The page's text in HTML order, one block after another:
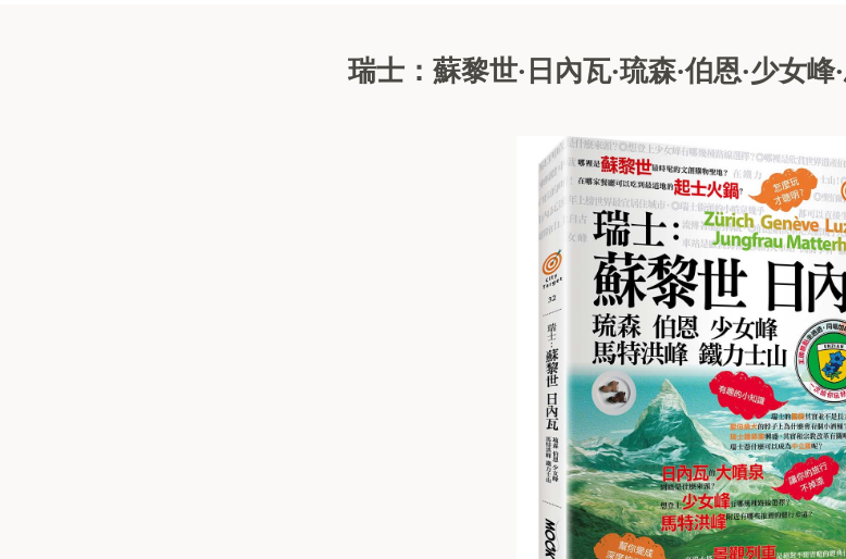
瑞士：蘇黎世‧日內瓦‧琉森‧伯恩‧少女峰